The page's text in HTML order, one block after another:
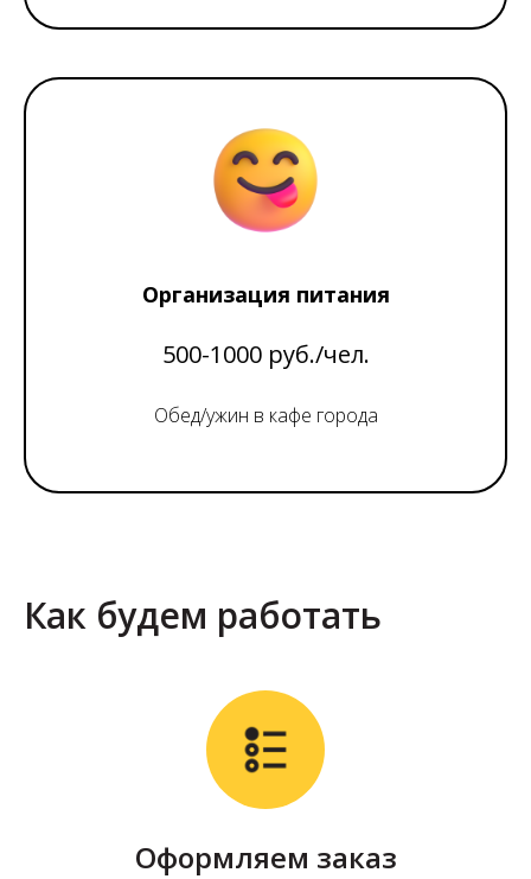
Организация питания
500-1000 руб./чел.
Обед/ужин в кафе города
Как будем работать
Оформляем заказ